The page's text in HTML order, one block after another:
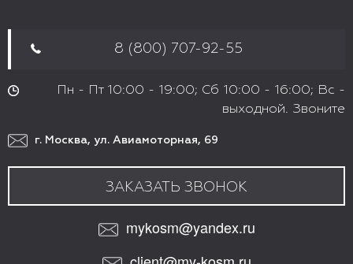
8 (800) 707-92-55
Пн - Пт 10:00 - 19:00; Сб 10:00 - 16:00; Вс -
выходной. Звоните
г. Москва, ул. Авиамоторная, 69
ЗАКАЗАТЬ ЗВОНОК
mykosm@yandex.ru